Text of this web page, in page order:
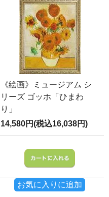
《絵画》ミュージアム シ
リーズ ゴッホ「ひまわ
り」
14,580円(税込16,038円)
お気に入りに追加